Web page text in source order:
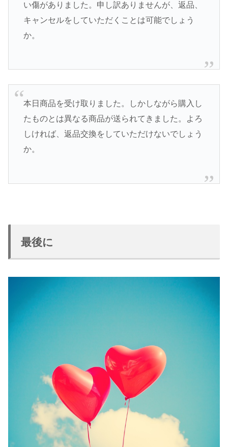
い傷がありました。申し訳ありませんが、返品、
キャンセルをしていただくことは可能でしょう
か。
本日商品を受け取りました。しかしながら購入し
たものとは異なる商品が送られてきました。よろ
しければ、返品交換をしていただけないでしょう
か。
最後に